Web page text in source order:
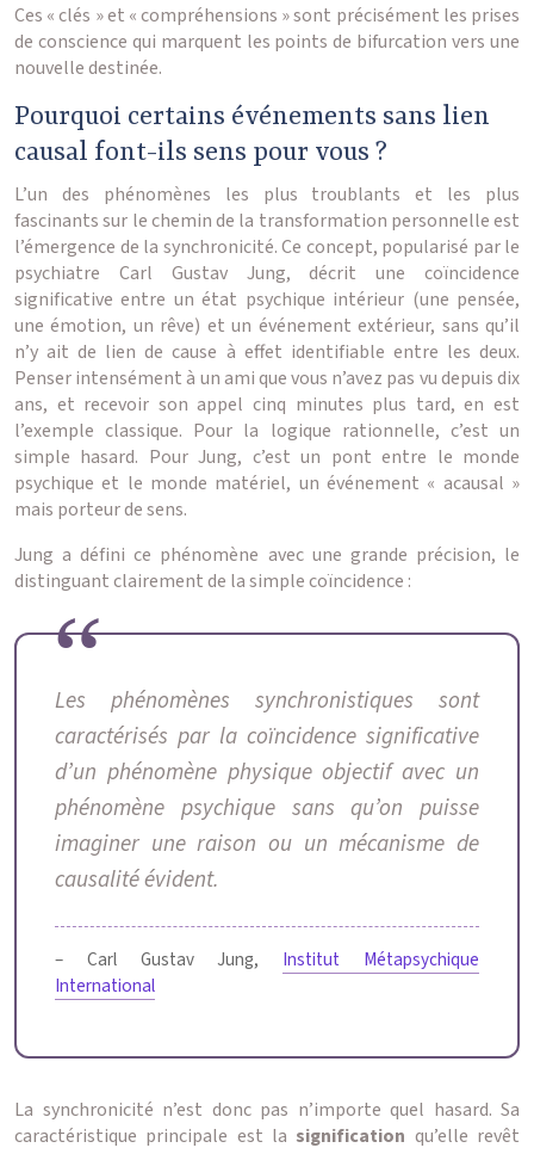
Ces « clés » et « compréhensions » sont précisément les prises
de conscience qui marquent les points de bifurcation vers une
nouvelle destinée.
Pourquoi certains événements sans lien
causal font-ils sens pour vous ?
L’un des phénomènes les plus troublants et les plus
fascinants sur le chemin de la transformation personnelle est
l’émergence de la synchronicité. Ce concept, popularisé par le
psychiatre Carl Gustav Jung, décrit une coïncidence
significative entre un état psychique intérieur (une pensée,
une émotion, un rêve) et un événement extérieur, sans qu’il
n’y ait de lien de cause à effet identifiable entre les deux.
Penser intensément à un ami que vous n’avez pas vu depuis dix
ans, et recevoir son appel cinq minutes plus tard, en est
l’exemple classique. Pour la logique rationnelle, c’est un
simple hasard. Pour Jung, c’est un pont entre le monde
psychique et le monde matériel, un événement « acausal »
mais porteur de sens.
Jung a défini ce phénomène avec une grande précision, le
distinguant clairement de la simple coïncidence :
Les phénomènes synchronistiques sont
caractérisés par la coïncidence significative
d’un phénomène physique objectif avec un
phénomène psychique sans qu’on puisse
imaginer une raison ou un mécanisme de
causalité évident.
– Carl Gustav Jung, Institut Métapsychique
International
La synchronicité n’est donc pas n’importe quel hasard. Sa
caractéristique principale est la signification qu’elle revêt